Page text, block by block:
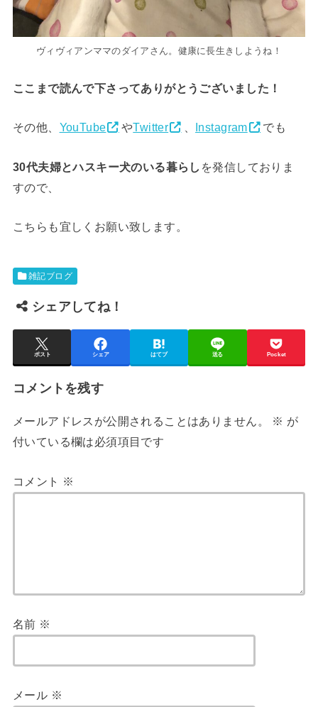
ヴィヴィアンママのダイアさん。健康に長生きしようね！
ここまで読んで下さってありがとうございました！
その他、 YouTube やTwitter Instagram でも
30代夫婦とハスキー犬のいる暮らし を発信しておりま
すので、
こちらも宜しくお願い致します。
雑記ブログ
シェアしてね！
ポスト シェア はてブ 送る Pocket
コメントを残す
メールアドレスが公開されることはありません。 ※ が
付いている欄は必須項目です
コメント ※
名前 ※
メール ※